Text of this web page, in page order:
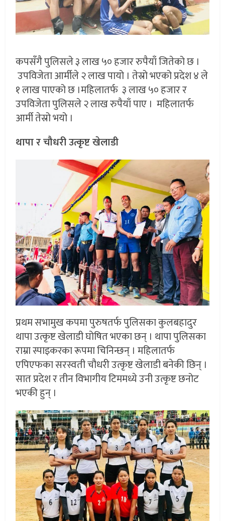
कपसँगै पुलिसले ३ लाख ५० हजार रुपैयाँ जितेको छ ।
उपविजेता आर्मीले २ लाख पायो । तेस्रो भएको प्रदेश ४ ले
१ लाख पाएको छ ।महिलातर्फ ३ लाख ५० हजार र
उपविजेता पुलिसले २ लाख रुपैयाँ पाए । महिलातर्फ
आर्मी तेस्रो भयो ।
थापा र चौधरी उत्कृष्ट खेलाडी
प्रथम सभामुख कपमा पुरुषतर्फ पुलिसका कुलबहादुर
थापा उत्कृष्ट खेलाडी घोषित भएका छन् । थापा पुलिसका
राम्रा स्पाइकरका रूपमा चिनिन्छन् । महिलातर्फ
एपिएफका सरस्वती चौधरी उत्कृष्ट खेलाडी बनेकी छिन् ।
सात प्रदेश र तीन विभागीय टिममध्ये उनी उत्कृष्ट छनोट
भएकी हुन् ।